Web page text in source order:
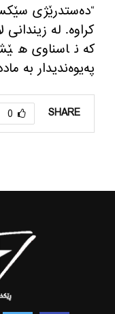
“ده‌ستدرێژی
كراوه‌. له‌
كه‌ ناسناوی
په‌یوه‌ندیدار به‌
SHARE
0